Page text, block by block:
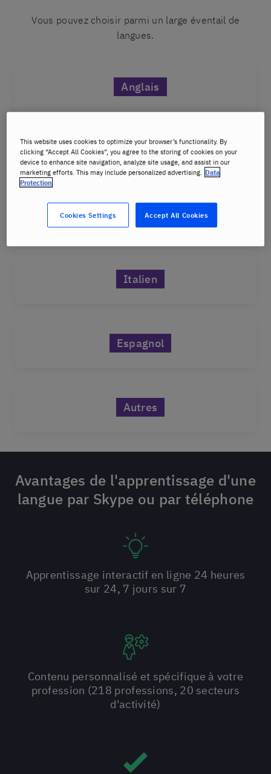
Vous pouvez choisir parmi un large éventail de
langues.
Anglais
Français
Allemand
Italien
Espagnol
Autres
Avantages de l'apprentissage d'une
langue par Skype ou par téléphone
Apprentissage interactif en ligne 24 heures
sur 24, 7 jours sur 7
Contenu personnalisé et spécifique à votre
profession (218 professions, 20 secteurs
d'activité)
This website uses cookies to optimize your browser’s functionality. By
clicking “Accept All Cookies”, you agree to the storing of cookies on your
device to enhance site navigation, analyze site usage, and assist in our
marketing efforts. This may include personalized advertising. Data
Protection
Accept All Cookies
Cookies Settings